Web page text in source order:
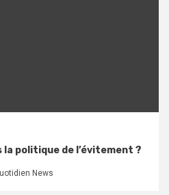
politique de l’évitement ?
News